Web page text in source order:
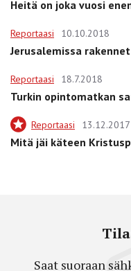
Heitä on joka vuosi
Reportaasi 10.10.2018
Jerusalemissa
Reportaasi 18.7.2018
Turkin opinto­matkan
Reportaasi 13.12.2017
Mitä jäi käteen
Saat suoraan